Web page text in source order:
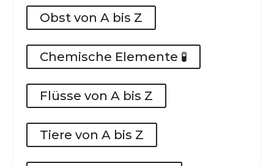
Obst von A bis Z
Chemische Elemente 🧪
Flüsse von A bis Z
Tiere von A bis Z